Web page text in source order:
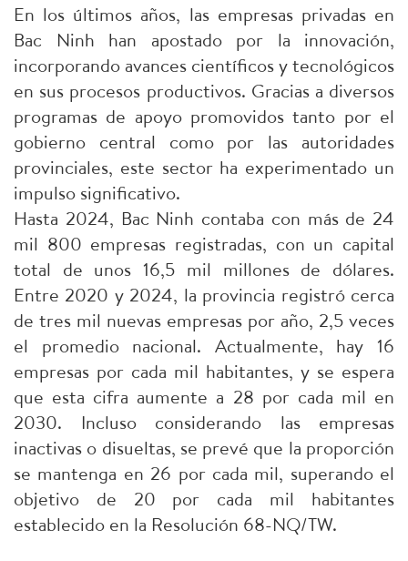
En los últimos años, las empresas privadas en
Bac Ninh han apostado por la innovación,
incorporando avances científicos y tecnológicos
en sus procesos productivos. Gracias a diversos
programas de apoyo promovidos tanto por el
gobierno central como por las autoridades
provinciales, este sector ha experimentado un
impulso significativo.
Hasta 2024, Bac Ninh contaba con más de 24
mil 800 empresas registradas, con un capital
total de unos 16,5 mil millones de dólares.
Entre 2020 y 2024, la provincia registró cerca
de tres mil nuevas empresas por año, 2,5 veces
el promedio nacional. Actualmente, hay 16
empresas por cada mil habitantes, y se espera
que esta cifra aumente a 28 por cada mil en
2030. Incluso considerando las empresas
inactivas o disueltas, se prevé que la proporción
se mantenga en 26 por cada mil, superando el
objetivo de 20 por cada mil habitantes
establecido en la Resolución 68-NQ/TW.